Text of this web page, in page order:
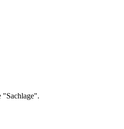
"Sachlage".